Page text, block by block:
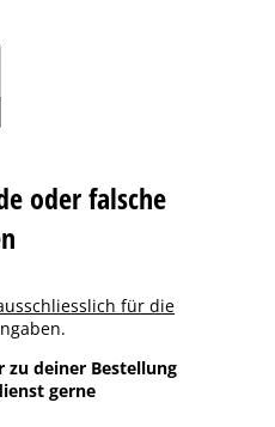
oder falsche
für die
zu deiner Bestellung
gerne